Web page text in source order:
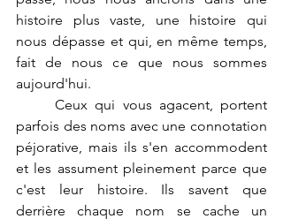
histoire plus vaste, une histoire qui
nous dépasse et qui, en même temps,
fait de nous ce que nous sommes
aujourd'hui.
	Ceux qui vous agacent, portent
parfois des noms avec une connotation
péjorative, mais ils s'en accommodent
et les assument pleinement parce que
c'est leur histoire. Ils savent que
derrière chaque nom se cache un